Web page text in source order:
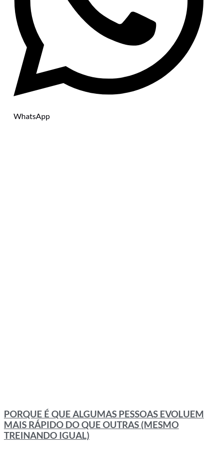
WhatsApp
PORQUE É QUE ALGUMAS PESSOAS EVOLUEM
MAIS RÁPIDO DO QUE OUTRAS (MESMO
TREINANDO IGUAL)